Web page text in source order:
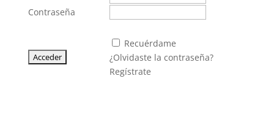
Contraseña
Recuérdame
¿Olvidaste la contraseña?
Regístrate